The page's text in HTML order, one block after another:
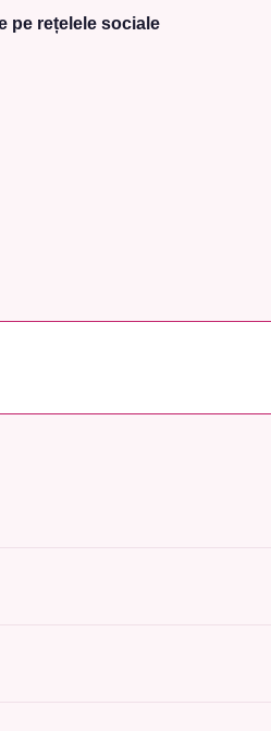
pe rețelele sociale